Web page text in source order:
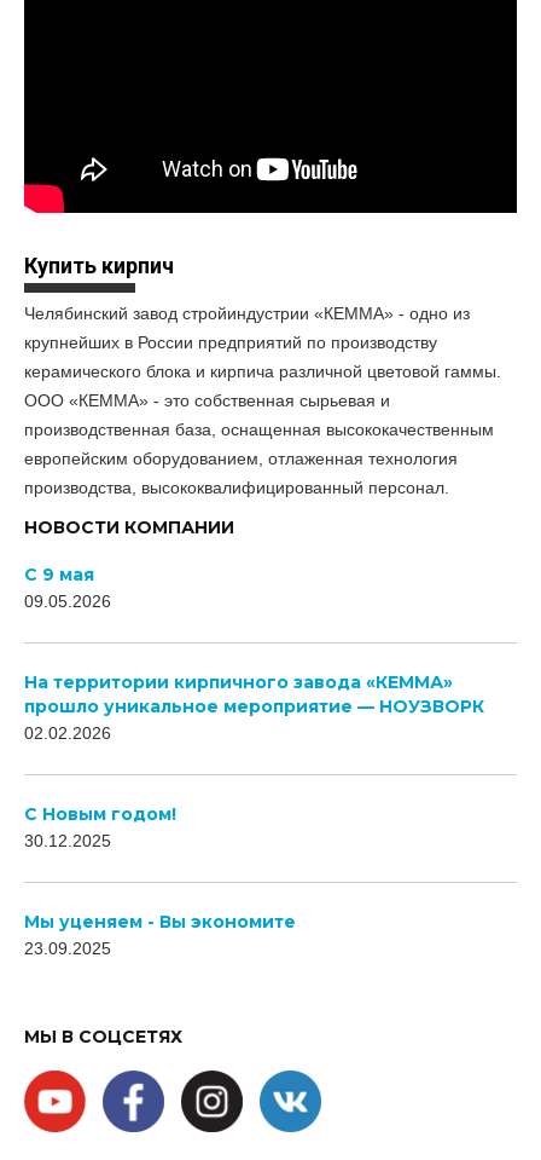
Купить кирпич
Челябинский завод стройиндустрии «КЕММА» - одно из
крупнейших в России предприятий по производству
керамического блока и кирпича различной цветовой гаммы.
ООО «КЕММА» - это собственная сырьевая и
производственная база, оснащенная высококачественным
европейским оборудованием, отлаженная технология
производства, высококвалифицированный персонал.
НОВОСТИ КОМПАНИИ
С 9 мая
09.05.2026
На территории кирпичного завода «КЕММА»
прошло уникальное мероприятие — НОУЗВОРК
02.02.2026
C Новым годом!
30.12.2025
Мы уценяем - Вы экономите
23.09.2025
МЫ В СОЦСЕТЯХ